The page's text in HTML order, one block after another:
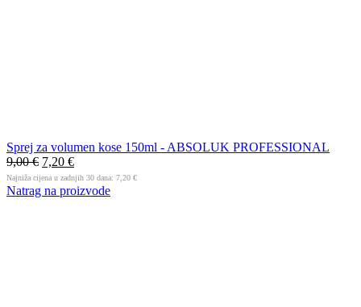
Sprej za volumen kose 150ml - ABSOLUK PROFESSIONAL
9,00€ 7,20 €
Najniža cijena u zadnjih 30 dana: 7,20 €
Natrag na proizvode